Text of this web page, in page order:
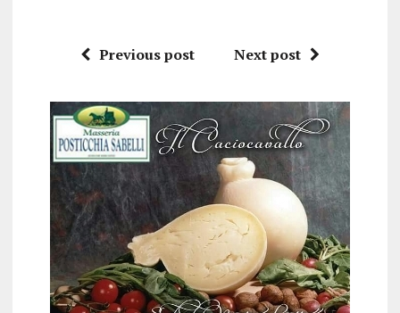
Previous post Next post